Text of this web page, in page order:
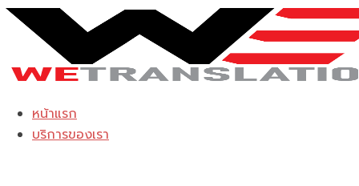
Skip
content
หน้าแรก
บริการของเรา